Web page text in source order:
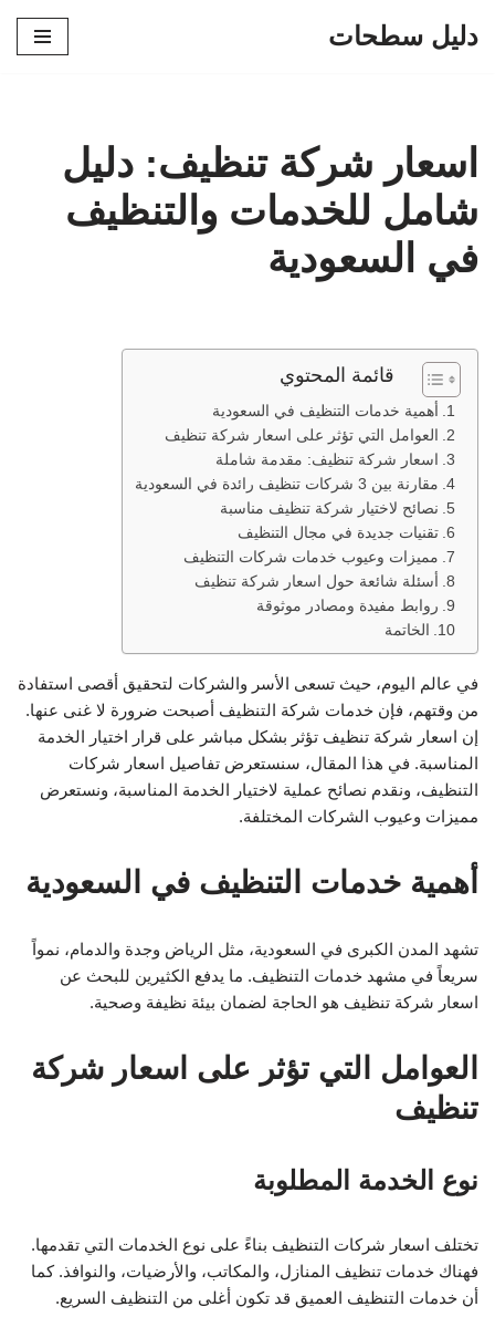
دليل سطحات
اسعار شركة تنظيف: دليل
شامل للخدمات والتنظيف
في السعودية
قائمة المحتوي
أهمية خدمات التنظيف في السعودية
العوامل التي تؤثر على اسعار شركة تنظيف
اسعار شركة تنظيف: مقدمة شاملة
مقارنة بين 3 شركات تنظيف رائدة في السعودية
نصائح لاختيار شركة تنظيف مناسبة
تقنيات جديدة في مجال التنظيف
مميزات وعيوب خدمات شركات التنظيف
أسئلة شائعة حول اسعار شركة تنظيف
روابط مفيدة ومصادر موثوقة
الخاتمة
في عالم اليوم، حيث تسعى الأسر والشركات لتحقيق أقصى استفادة
من وقتهم، فإن خدمات شركة التنظيف أصبحت ضرورة لا غنى عنها.
إن اسعار شركة تنظيف تؤثر بشكل مباشر على قرار اختيار الخدمة
المناسبة. في هذا المقال، سنستعرض تفاصيل اسعار شركات
التنظيف، ونقدم نصائح عملية لاختيار الخدمة المناسبة، ونستعرض
مميزات وعيوب الشركات المختلفة.
أهمية خدمات التنظيف في السعودية
تشهد المدن الكبرى في السعودية، مثل الرياض وجدة والدمام، نمواً
سريعاً في مشهد خدمات التنظيف. ما يدفع الكثيرين للبحث عن
اسعار شركة تنظيف هو الحاجة لضمان بيئة نظيفة وصحية.
العوامل التي تؤثر على اسعار شركة
تنظيف
نوع الخدمة المطلوبة
تختلف اسعار شركات التنظيف بناءً على نوع الخدمات التي تقدمها.
فهناك خدمات تنظيف المنازل، والمكاتب، والأرضيات، والنوافذ. كما
أن خدمات التنظيف العميق قد تكون أغلى من التنظيف السريع.